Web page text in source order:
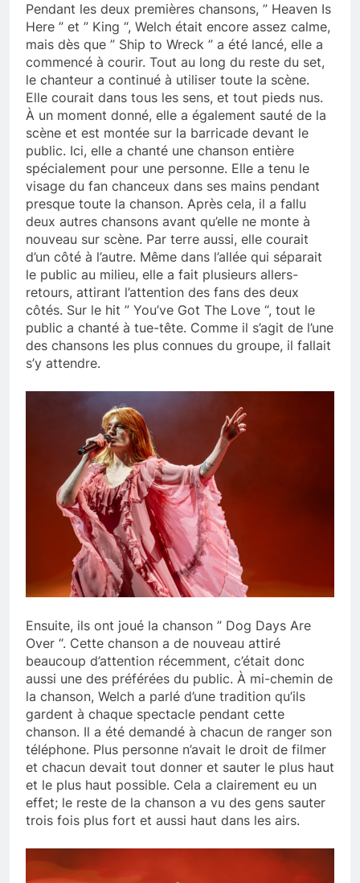
Pendant les deux premières chansons, ” Heaven Is
Here ” et ” King “, Welch était encore assez calme,
mais dès que ” Ship to Wreck ” a été lancé, elle a
commencé à courir. Tout au long du reste du set,
le chanteur a continué à utiliser toute la scène.
Elle courait dans tous les sens, et tout pieds nus.
À un moment donné, elle a également sauté de la
scène et est montée sur la barricade devant le
public. Ici, elle a chanté une chanson entière
spécialement pour une personne. Elle a tenu le
visage du fan chanceux dans ses mains pendant
presque toute la chanson. Après cela, il a fallu
deux autres chansons avant qu’elle ne monte à
nouveau sur scène. Par terre aussi, elle courait
d’un côté à l’autre. Même dans l’allée qui séparait
le public au milieu, elle a fait plusieurs allers-
retours, attirant l’attention des fans des deux
côtés. Sur le hit ” You’ve Got The Love “, tout le
public a chanté à tue-tête. Comme il s’agit de l’une
des chansons les plus connues du groupe, il fallait
s’y attendre.
Ensuite, ils ont joué la chanson ” Dog Days Are
Over “. Cette chanson a de nouveau attiré
beaucoup d’attention récemment, c’était donc
aussi une des préférées du public. À mi-chemin de
la chanson, Welch a parlé d’une tradition qu’ils
gardent à chaque spectacle pendant cette
chanson. Il a été demandé à chacun de ranger son
téléphone. Plus personne n’avait le droit de filmer
et chacun devait tout donner et sauter le plus haut
et le plus haut possible. Cela a clairement eu un
effet; le reste de la chanson a vu des gens sauter
trois fois plus fort et aussi haut dans les airs.